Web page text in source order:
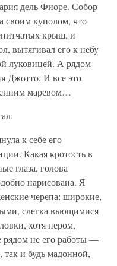
дель Фиоре. Собор
своим куполом, что
крыш, и
вытягивал его к небу
луковицей. А рядом
Джотто. И все это
маревом…
к себе его
Какая кротость в
глаза, голова
нарисована. Я
черепа: широкие,
слегка вьющимися
хотя пером,
рядом не его работы —
и будь мадонной,